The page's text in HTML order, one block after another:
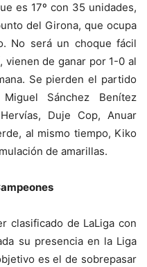
es 17º con 35 unidades,
del Girona, que ocupa
No será un choque fácil
vienen de ganar por 1-0 al
Se pierden el partido
Sánchez Benítez
Duje Cop, Anuar
al mismo tiempo, Kiko
de amarillas.
clasificado de LaLiga con
su presencia en la Liga
es el de sobrepasar